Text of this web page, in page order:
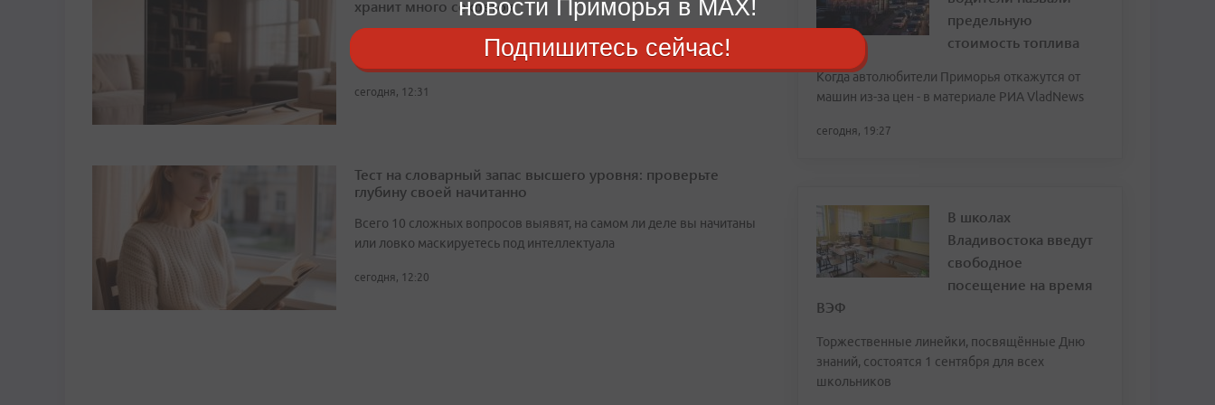
хранит много секретов
Собрали пять российских проектов, где глухая провинция хранит
слишком много секретов
сегодня, 12:31
Тест на словарный запас высшего уровня: проверьте
глубину своей начитанно
Всего 10 сложных вопросов выявят, на самом ли деле вы начитаны
или ловко маскируетесь под интеллектуала
сегодня, 12:20
предельную
стоимость топлива
Когда автолюбители Приморья откажутся от
машин из-за цен - в материале РИА VladNews
сегодня, 19:27
В школах
Владивостока введут
свободное
посещение на время
ВЭФ
Торжественные линейки, посвящённые Дню
знаний, состоятся 1 сентября для всех
школьников
новости Приморья в MAX!
Подпишитесь сейчас!